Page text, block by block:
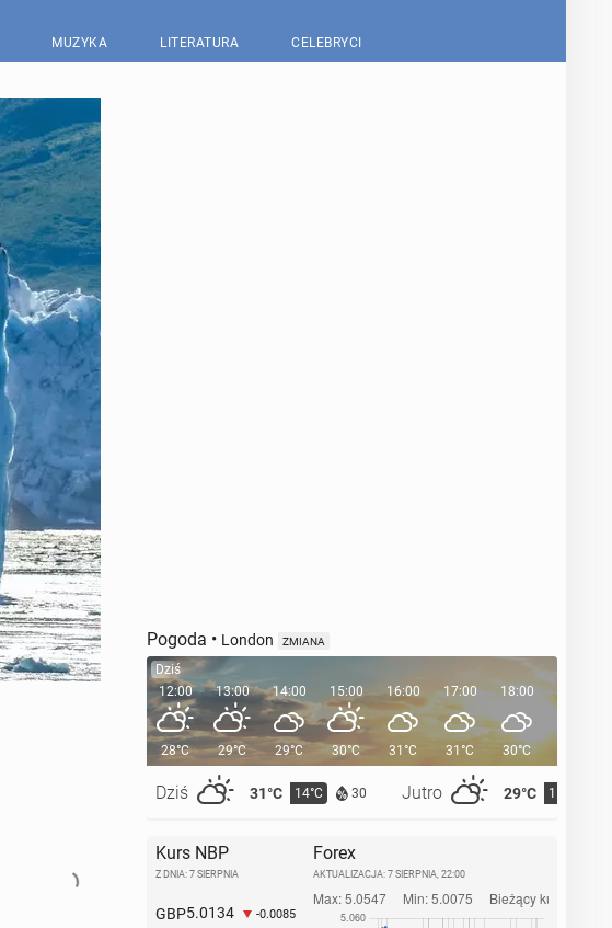
MUZYKA LITERATURA CELEBRYCI
Pogoda • London ZMIANA
Dziś
12:00
28°C
Dziś 31°C 14°C 30 Jutro 29°C 15°C
13:00
29°C
14:00
29°C
15:00
30°C
16:00
31°C
17:00
31°C
18:00
30°C
19:00
Kurs NBP
Z DNIA: 7 SIERPNIA
GBP5.0134 -0.0085
Forex
AKTUALIZACJA: 7 SIERPNIA, 22:00